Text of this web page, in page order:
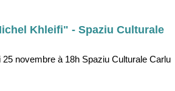
Khleifi" - Spaziu Culturale
novembre à 18h Spaziu Culturale Carlu